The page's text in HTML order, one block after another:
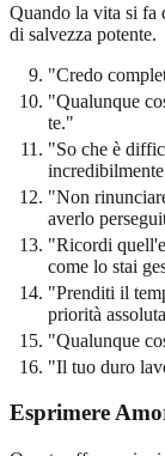
Quando la vita si fa
di salvezza potente.
"Credo
"Qualunque
te."
"So che è
"Non
averlo
"Ricordi
come lo stai
"Prenditi il
priorità
"Qualunque
"Il tuo duro
Esprimere